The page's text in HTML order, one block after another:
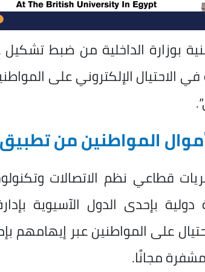
بوزارة الداخلية من ضبط
الاحتيال الإلكتروني على
المواطنين من
قطاعي نظم الاتصالات
بإحدى الدول الآسيوية
على المواطنين عبر إيهامهم
مجانًا.